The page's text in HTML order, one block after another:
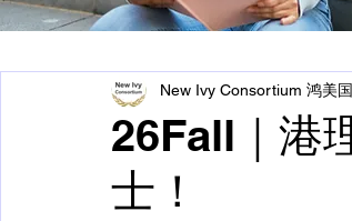
26Fall｜港
士！
New Ivy Consortium 鸿美